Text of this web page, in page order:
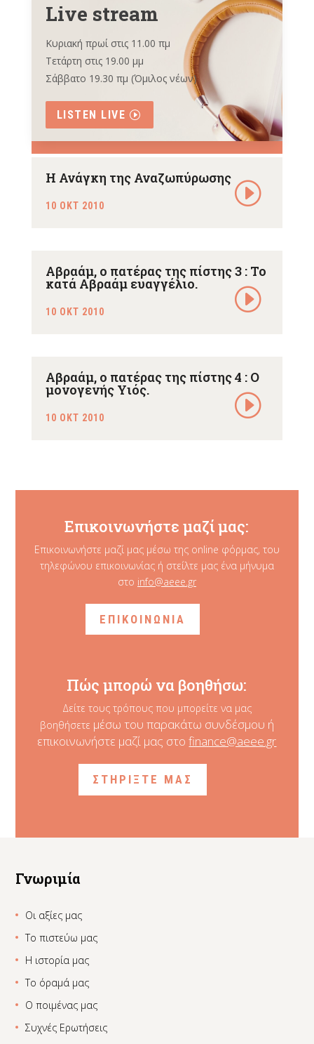
Live stream
Κυριακή πρωί στις 11.00 πμ
Τετάρτη στις 19.00 μμ
Σάββατο 19.30 πμ (Όμιλος νέων)
LISTEN LIVE
Η Ανάγκη της Αναζωπύρωσης
10 ΟΚΤ 2010
Αβραάμ, ο πατέρας της πίστης 3 : Το
κατά Αβραάμ ευαγγέλιο.
10 ΟΚΤ 2010
Αβραάμ, ο πατέρας της πίστης 4 : Ο
μονογενής Υιός.
10 ΟΚΤ 2010
Επικοινωνήστε μαζί μας:
Επικοινωνήστε μαζί μας μέσω της online φόρμας, του
τηλεφώνου επικοινωνίας ή στείλτε μας ένα μήνυμα
στο info@aeee.gr
ΕΠΙΚΟΙΝΩΝΙΑ
Πώς μπορώ να βοηθήσω:
Δείτε τους τρόπους που μπορείτε να μας
βοηθήσετε μέσω του παρακάτω συνδέσμου ή
επικοινωνήστε μαζί μας στοfinance@aeee.gr
ΣΤΗΡΙΞΤΕ ΜΑΣ
Γνωριμία
Οι αξίες μας
Το πιστεύω μας
Η ιστορία μας
Το όραμά μας
Ο ποιμένας μας
Συχνές Ερωτήσεις